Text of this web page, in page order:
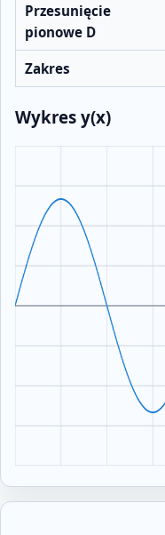
Przesunięcie
pionowe D
Zakres
Wykres y(x)